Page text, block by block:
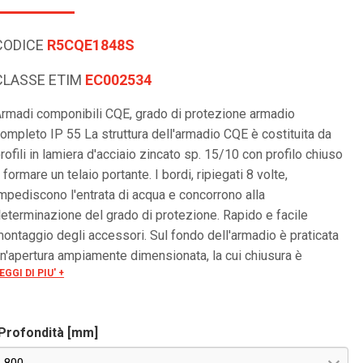
R5CQE1848S
ETIM EC002534
componibili CQE, grado di protezione armadio
IP 55 La struttura dell'armadio CQE è costituita da
in lamiera d'acciaio zincato sp. 15/10 con profilo chiuso
formare un telaio portante. I bordi, ripiegati 8 volte,
l'entrata di acqua e concorrono alla
del grado di protezione. Rapido e facile
degli accessori. Sul fondo dell'armadio è praticata
ampiamente dimensionata, la cui chiusura è
da tre flange asportabili ed intercambiabili. La porta
ad irrobustire la porta, consente un facile ancoraggio per
ogni tipo di applicazione.
DI PIU' +
[mm]